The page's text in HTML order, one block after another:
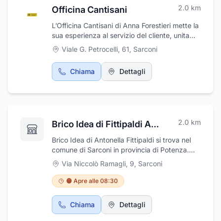
Officina Cantisani 2.0 km
L’Officina Cantisani di Anna Forestieri mette la
sua esperienza al servizio del cliente, unita
all'utilizzo di moderne attrezzature, per
garantirvi la massima professionalità e
rapidità nell'assistenza per le auto. L’Officina
Cantisani effettua riparazioni meccaniche ed
tagliandi, revisioni periodiche e diagnosi
stradale, attività che garantisce 24 ore su 24
dell’Officina Cantisani sono adatti per il
recupero e trasporto di qualsiasi veicolo dai
motocicli agli autocarri fino a t 5,0.
Viale G. Petrocelli, 61, Sarconi
Chiama Dettagli
Brico Idea di Fittipaldi Antonella 2.0 km
Brico Idea di Antonella Fittipaldi si trova nel
comune di Sarconi in provincia di Potenza.
Troverete tutto ciò che vi serve per articoli di
ferramenta,bricolage, casalinghi e detersivi.
Oltre a questi prodotti troverete anche reparti
e sezioni speciali, in grado di coprire tutte le
esigenze dei clienti in materia di fai da te,
bricolage e lavori per la casa. Viene offerta
Via Niccolò Ramagli, 9, Sarconi
🟠 Apre alle 08:30
Chiama Dettagli